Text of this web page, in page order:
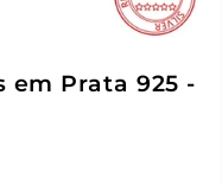
em Prata 925 -